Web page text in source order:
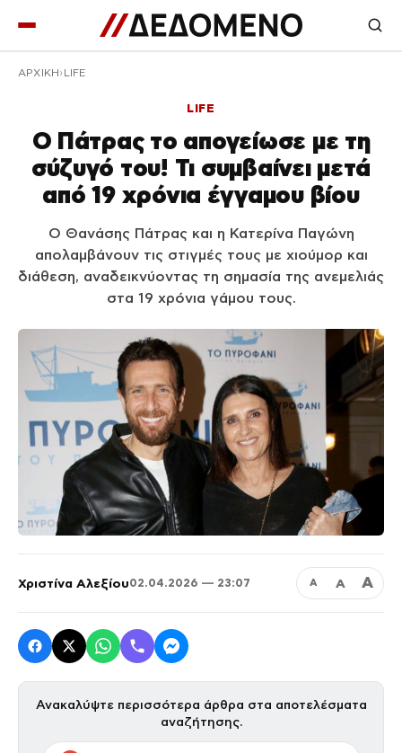
ΑΡΧΙΚΉ LIFE
LIFE
Ο Πάτρας το απογείωσε με τη
σύζυγό του! Τι συμβαίνει μετά
από 19 χρόνια έγγαμου βίου
Ο Θανάσης Πάτρας και η Κατερίνα Παγώνη
απολαμβάνουν τις στιγμές τους με χιούμορ και
διάθεση, αναδεικνύοντας τη σημασία της ανεμελιάς
στα 19 χρόνια γάμου τους.
Χριστίνα Αλεξίου02.04.2026 — 23:07 Α Α Α
Ανακαλύψτε περισσότερα άρθρα στα αποτελέσματα
αναζήτησης.